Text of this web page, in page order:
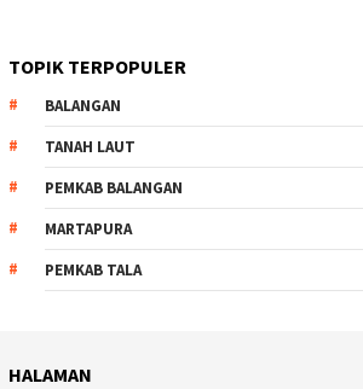
TOPIK TERPOPULER
BALANGAN
TANAH LAUT
PEMKAB BALANGAN
MARTAPURA
PEMKAB TALA
HALAMAN